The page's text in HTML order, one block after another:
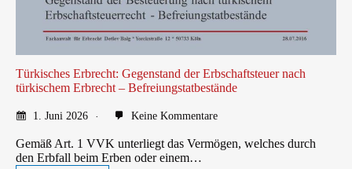
Türkisches Erbrecht: Gegenstand der Erbschaftsteuer nach
türkischem Erbrecht – Befreiungstatbestände
1. Juni 2026 Keine Kommentare
Gemäß Art. 1 VVK unterliegt das Vermögen, welches durch
den Erbfall beim Erben oder einem…